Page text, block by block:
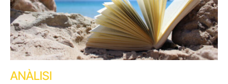
ANÀLISI